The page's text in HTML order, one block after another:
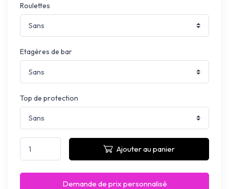
Roulettes
Etagères de bar
Top de protection
Ajouter au panier
Demande de prix personnalisé